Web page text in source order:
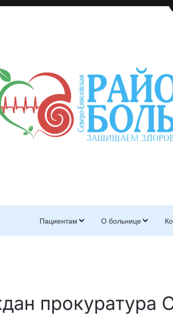
Пациентам О больнице
прокуратура